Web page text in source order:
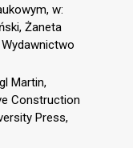
w:
Żaneta
Martin,
Construction
Press,